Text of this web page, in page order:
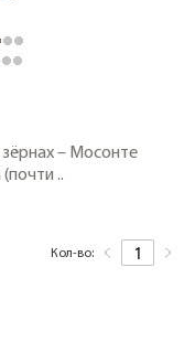
– Мосонте
..
Кол-во: